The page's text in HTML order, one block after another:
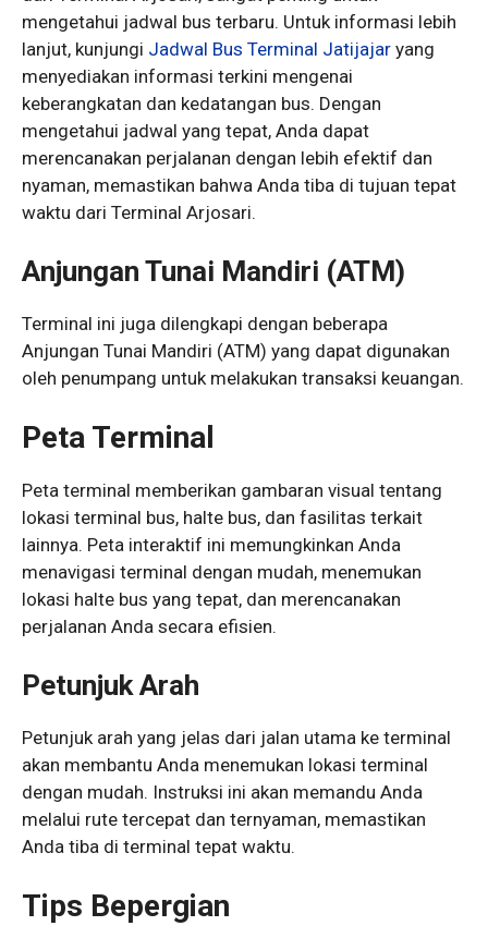
mengetahui jadwal bus terbaru. Untuk informasi lebih
lanjut, kunjungi Jadwal Bus Terminal Jatijajar yang
menyediakan informasi terkini mengenai
keberangkatan dan kedatangan bus. Dengan
mengetahui jadwal yang tepat, Anda dapat
merencanakan perjalanan dengan lebih efektif dan
nyaman, memastikan bahwa Anda tiba di tujuan tepat
waktu dari Terminal Arjosari.
Anjungan Tunai Mandiri (ATM)
Terminal ini juga dilengkapi dengan beberapa
Anjungan Tunai Mandiri (ATM) yang dapat digunakan
oleh penumpang untuk melakukan transaksi keuangan.
Peta Terminal
Peta terminal memberikan gambaran visual tentang
lokasi terminal bus, halte bus, dan fasilitas terkait
lainnya. Peta interaktif ini memungkinkan Anda
menavigasi terminal dengan mudah, menemukan
lokasi halte bus yang tepat, dan merencanakan
perjalanan Anda secara efisien.
Petunjuk Arah
Petunjuk arah yang jelas dari jalan utama ke terminal
akan membantu Anda menemukan lokasi terminal
dengan mudah. Instruksi ini akan memandu Anda
melalui rute tercepat dan ternyaman, memastikan
Anda tiba di terminal tepat waktu.
Tips Bepergian